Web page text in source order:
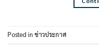
Posted in ข่าวประกาศ